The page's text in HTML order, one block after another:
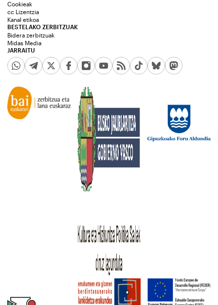
JARRAITU
Cookieak
cc Lizentzia
Kanal etikoa
BESTELAKO ZERBITZUAK
Bidera zerbitzuak
Midas Media